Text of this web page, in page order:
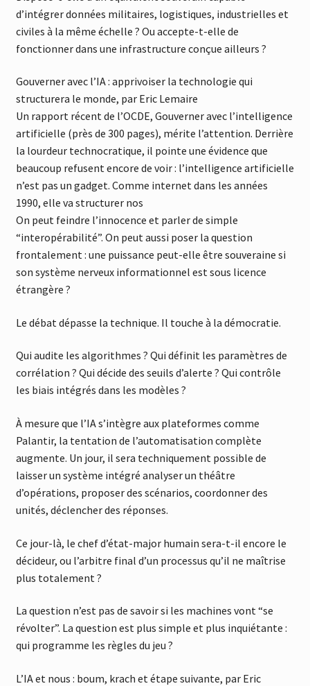
d’intégrer données militaires, logistiques, industrielles et
civiles à la même échelle ? Ou accepte-t-elle de
fonctionner dans une infrastructure conçue ailleurs ?
Gouverner avec l’IA : apprivoiser la technologie qui
structurera le monde, par Eric Lemaire
Un rapport récent de l’OCDE, Gouverner avec l’intelligence
artificielle (près de 300 pages), mérite l’attention. Derrière
la lourdeur technocratique, il pointe une évidence que
beaucoup refusent encore de voir : l’intelligence artificielle
n’est pas un gadget. Comme internet dans les années
1990, elle va structurer nos
On peut feindre l’innocence et parler de simple
“interopérabilité”. On peut aussi poser la question
frontalement : une puissance peut-elle être souveraine si
son système nerveux informationnel est sous licence
étrangère ?
Le débat dépasse la technique. Il touche à la démocratie.
Qui audite les algorithmes ? Qui définit les paramètres de
corrélation ? Qui décide des seuils d’alerte ? Qui contrôle
les biais intégrés dans les modèles ?
À mesure que l’IA s’intègre aux plateformes comme
Palantir, la tentation de l’automatisation complète
augmente. Un jour, il sera techniquement possible de
laisser un système intégré analyser un théâtre
d’opérations, proposer des scénarios, coordonner des
unités, déclencher des réponses.
Ce jour-là, le chef d’état-major humain sera-t-il encore le
décideur, ou l’arbitre final d’un processus qu’il ne maîtrise
plus totalement ?
La question n’est pas de savoir si les machines vont “se
révolter”. La question est plus simple et plus inquiétante :
qui programme les règles du jeu ?
L’IA et nous : boum, krach et étape suivante, par Eric